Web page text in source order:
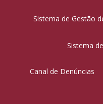
Sistema de Gestão
Sistema
Canal de Denúncias